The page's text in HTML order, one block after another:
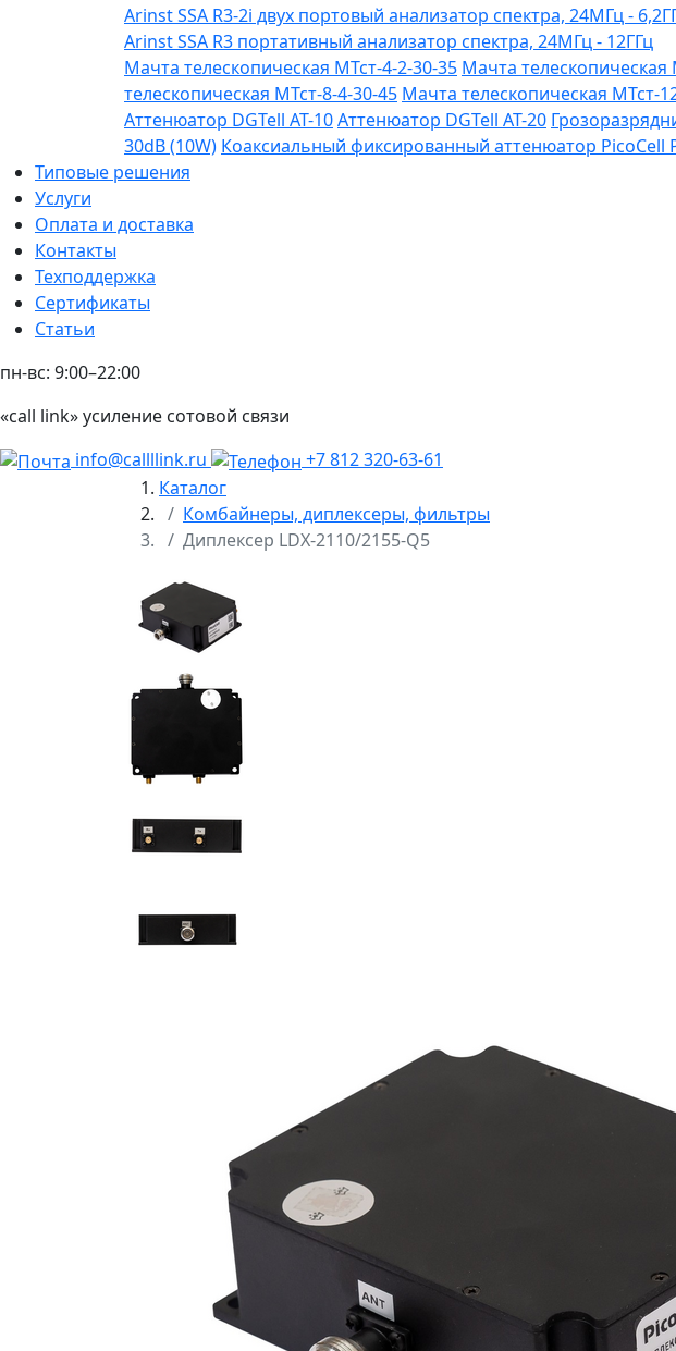
Arinst SSA R3-2i двух портовый анализатор спектра, 24МГц -
Arinst SSA R3 портативный анализатор спектра, 24МГц - 12ГГц
Мачта телескопическая МТст-4-2-30-35 Мачта телескопическая
телескопическая МТст-8-4-30-45 Мачта телескопическая МТст-
Аттенюатор DGTell AT-10Аттенюатор DGTell AT-20
30dB (10W) Коаксиальный фиксированный аттенюатор PicoCell
Типовые решения
Услуги
Оплата и доставка
Контакты
Техподдержка
Сертификаты
Статьи
пн-вс: 9:00–22:00
«call link» усиление сотовой связи
info@callllink.ru
+7 812 320-63-61
Каталог
Комбайнеры, диплексеры, фильтры
Диплексер LDX-2110/2155-Q5